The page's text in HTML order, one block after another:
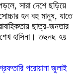
সারা দেশে ছড়িয়ে
হন বহু মানুষ, যাতে
ছাত্র-জনতার
হাসিনা। তছনছ হয়
পরোয়ানা জুলাই